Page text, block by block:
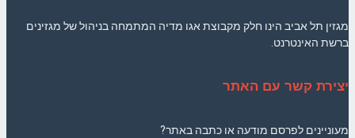
מגזין תל אביב הינו חלק מקבוצת אגו מדיה המתמחה בניהול של מגזינים
ברשת האינטרנט.
יצירת קשר עם האתר
מעוניינים לפרסם מודעה או כתבה באתר?